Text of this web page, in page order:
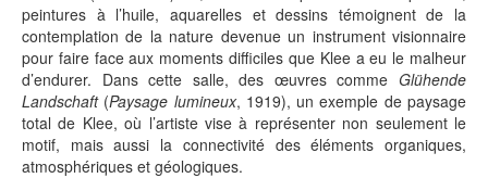
peintures à l’huile, aquarelles et dessins témoignent de la
contemplation de la nature devenue un instrument visionnaire
pour faire face aux moments difficiles que Klee a eu le malheur
d’endurer. Dans cette salle, des œuvres comme Glühende
Landschaft(Paysage lumineux, 1919), un exemple de paysage
total de Klee, où l’artiste vise à représenter non seulement le
motif, mais aussi la connectivité des éléments organiques,
atmosphériques et géologiques.